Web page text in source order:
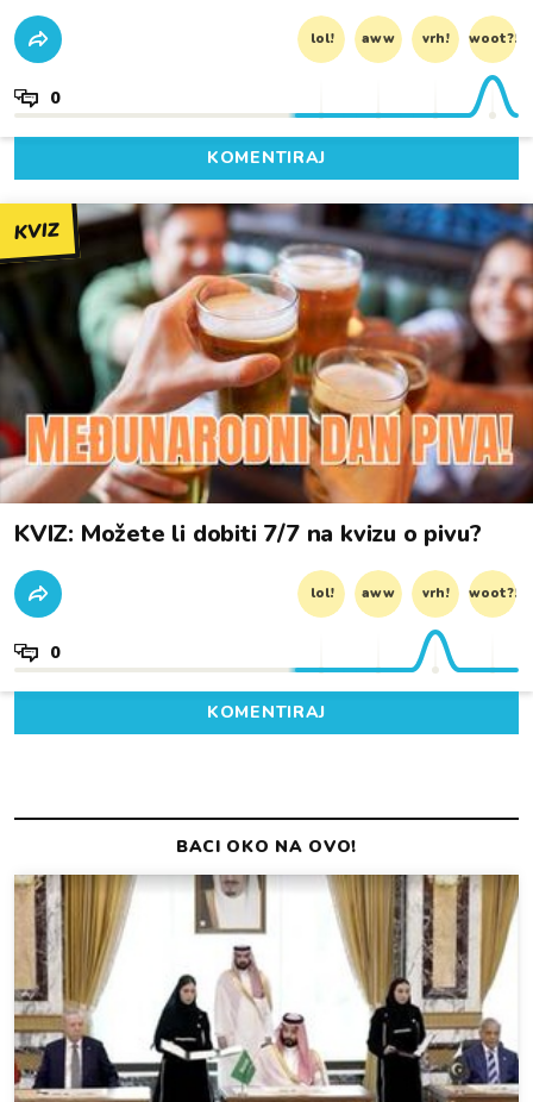
lol! aww vrh! woot?!
0
KOMENTIRAJ
KVIZ
KVIZ: Možete li dobiti 7/7 na kvizu o pivu?
lol! aww vrh! woot?!
0
KOMENTIRAJ